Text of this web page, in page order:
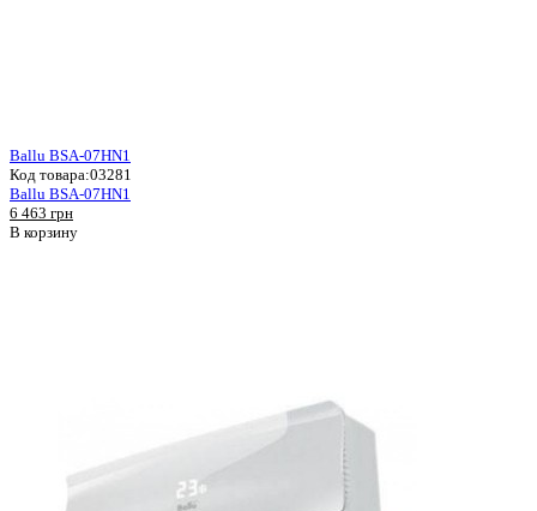
Ballu BSA-07HN1
Код товара:03281
Ballu BSA-07HN1
6 463 грн
В корзину